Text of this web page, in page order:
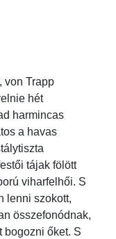
von Trapp
hét
harmincas
a havas
tájak fölött
viharfelhői. S
lenni szokott,
összefonódnak,
bogozni őket. S